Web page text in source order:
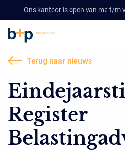
Ons kantoor is open van ma t/m
Terug naar nieuws
Register